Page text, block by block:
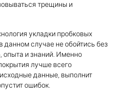
трещины и
укладки пробковых
данном случае не обойтись без
опыта и знаний. Именно
лучше всего
данные, выполнит
ошибок.